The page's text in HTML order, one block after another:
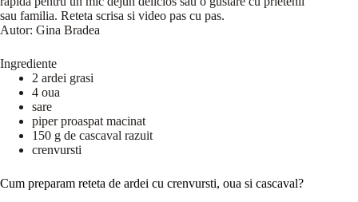
sau familia. Reteta scrisa si video pas cu pas.
Autor: Gina Bradea
Ingrediente
2 ardei grasi
4 oua
sare
piper proaspat macinat
150 g de cascaval razuit
crenvursti
Cum preparam reteta de ardei cu crenvursti, oua si cascaval?